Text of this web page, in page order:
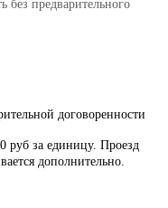
без предварительного
договоренности
руб за единицу. Проезд
дополнительно.